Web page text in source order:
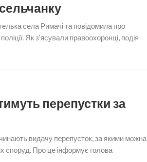
села Римачі та повідомила про
Як з’ясували правоохоронці, подія
перепустки за
видачу перепусток, за якими можна
споруд. Про це інформує голова